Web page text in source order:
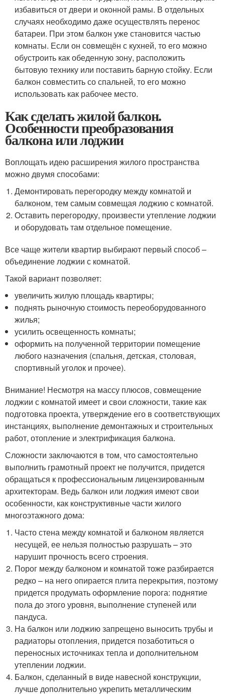
избавиться от двери и оконной рамы. В отдельных
случаях необходимо даже осуществлять перенос
батареи. При этом балкон уже становится частью
комнаты. Если он совмещён с кухней, то его можно
обустроить как обеденную зону, расположить
бытовую технику или поставить барную стойку. Если
балкон совместить со спальней, то его можно
использовать как рабочее место.
Как сделать жилой балкон.
Особенности преобразования
балкона или лоджии
Воплощать идею расширения жилого пространства
можно двумя способами:
Демонтировать перегородку между комнатой и
балконом, тем самым совмещая лоджию с комнатой.
Оставить перегородку, произвести утепление лоджии
и оборудовать там отдельное помещение.
Все чаще жители квартир выбирают первый способ –
объединение лоджии с комнатой.
Такой вариант позволяет:
увеличить жилую площадь квартиры;
поднять рыночную стоимость переоборудованного
жилья;
усилить освещенность комнаты;
оформить на полученной территории помещение
любого назначения (спальня, детская, столовая,
спортивный уголок и прочее).
Внимание! Несмотря на массу плюсов, совмещение
лоджии с комнатой имеет и свои сложности, такие как
подготовка проекта, утверждение его в соответствующих
инстанциях, выполнение демонтажных и строительных
работ, отопление и электрификация балкона.
Сложности заключаются в том, что самостоятельно
выполнить грамотный проект не получится, придется
обращаться к профессиональным лицензированным
архитекторам. Ведь балкон или лоджия имеют свои
особенности, как конструктивные части жилого
многоэтажного дома:
Часто стена между комнатой и балконом является
несущей, ее нельзя полностью разрушать – это
нарушит прочность всего строения.
Порог между балконом и комнатой тоже разбирается
редко – на него опирается плита перекрытия, поэтому
придется продумать оформление порога: поднятие
пола до этого уровня, выполнение ступеней или
пандуса.
На балкон или лоджию запрещено выносить трубы и
радиаторы отопления, придется позаботиться о
переносных источниках тепла и дополнительном
утеплении лоджии.
Балкон, сделанный в виде навесной конструкции,
лучше дополнительно укрепить металлическим